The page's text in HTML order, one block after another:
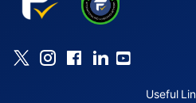
Useful